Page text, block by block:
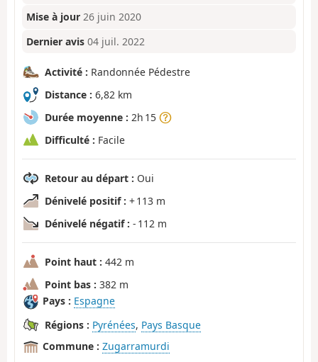
Mise à jour 26 juin 2020
Dernier avis 04 juil. 2022
Activité : Randonnée Pédestre
Distance : 6,82 km
Durée moyenne : 2h 15
Difficulté : Facile
Retour au départ : Oui
Dénivelé positif : + 113 m
Dénivelé négatif : - 112 m
Point haut : 442 m
Point bas : 382 m
Pays : Espagne
Régions : Pyrénées, Pays Basque
Commune : Zugarramurdi